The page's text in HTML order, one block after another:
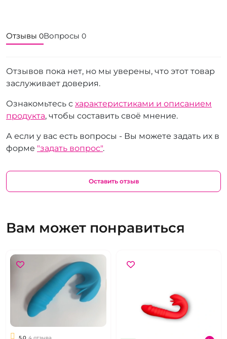
Отзывы 0Вопросы 0
Отзывов пока нет, но мы уверены, что этот товар
заслуживает доверия.
Ознакомьтесь с характеристиками и описанием
продукта, чтобы составить своё мнение.
А если у вас есть вопросы - Вы можете задать их в
форме "задать вопрос".
Оставить отзыв
Вам может понравиться